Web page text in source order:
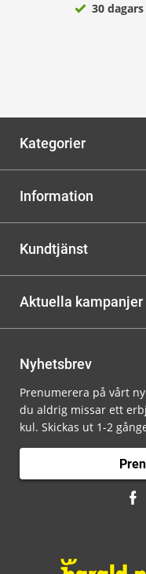
30
Kategorier
Information
Kundtjänst
Aktuella kampanjer
Nyhetsbrev
Prenumerera på vårt
du aldrig missar ett
kul. Skickas ut 1-2